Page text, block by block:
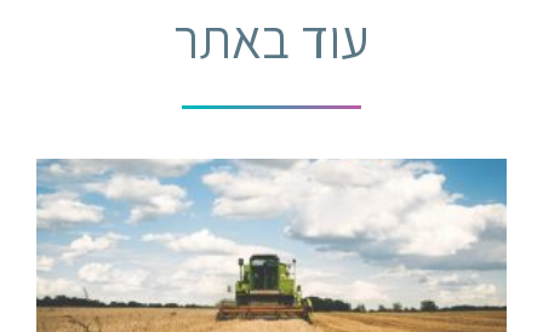
עוד באתר